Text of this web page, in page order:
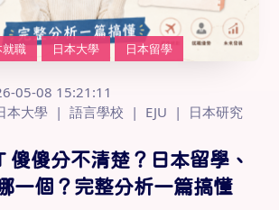
就職 日本大學 日本留學
05-08 15:21:11
本大學 語言學校 EJU
日本研究
傻傻分不清楚？日本留學、
一個？完整分析一篇搞懂